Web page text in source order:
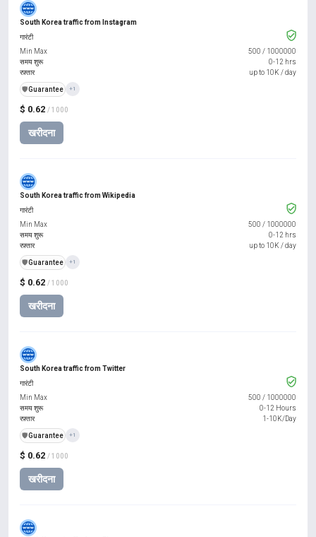
South Korea traffic from Instagram
$ 0.62 / 1000
खरीदना
गारंटी
Min Max
500 / 1000000
समय शुरू
0-12 hrs
रफ़्तार
up to 10K / day
️🛡️Guarantee +1
South Korea traffic from Wikipedia
$ 0.62 / 1000
खरीदना
गारंटी
Min Max
500 / 1000000
समय शुरू
0-12 hrs
रफ़्तार
up to 10K / day
️🛡️Guarantee +1
South Korea traffic from Twitter
$ 0.62 / 1000
खरीदना
गारंटी
Min Max
500 / 1000000
समय शुरू
0-12 Hours
रफ़्तार
1-10K/Day
️🛡️Guarantee +1